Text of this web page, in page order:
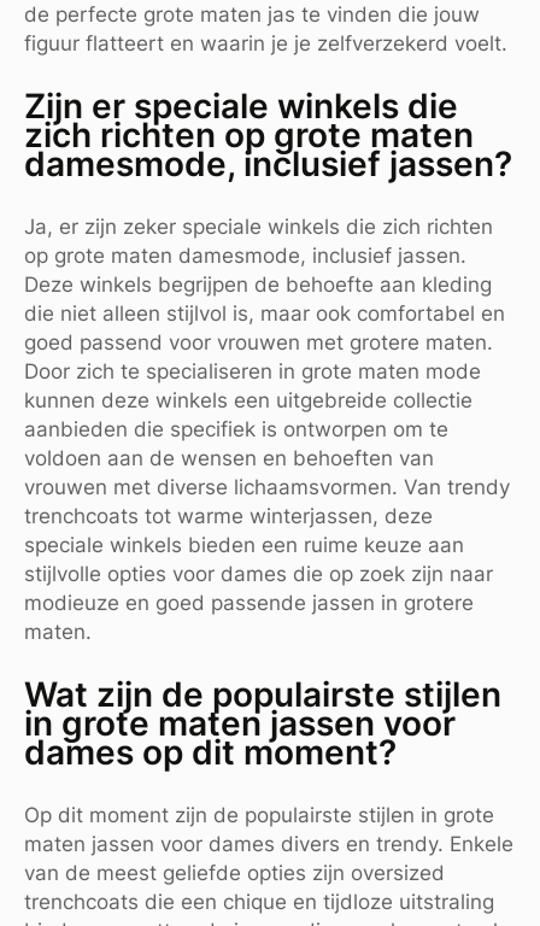
de perfecte grote maten jas te vinden die jouw
figuur flatteert en waarin je je zelfverzekerd voelt.
Zijn er speciale winkels die
zich richten op grote maten
damesmode, inclusief jassen?
Ja, er zijn zeker speciale winkels die zich richten
op grote maten damesmode, inclusief jassen.
Deze winkels begrijpen de behoefte aan kleding
die niet alleen stijlvol is, maar ook comfortabel en
goed passend voor vrouwen met grotere maten.
Door zich te specialiseren in grote maten mode
kunnen deze winkels een uitgebreide collectie
aanbieden die specifiek is ontworpen om te
voldoen aan de wensen en behoeften van
vrouwen met diverse lichaamsvormen. Van trendy
trenchcoats tot warme winterjassen, deze
speciale winkels bieden een ruime keuze aan
stijlvolle opties voor dames die op zoek zijn naar
modieuze en goed passende jassen in grotere
maten.
Wat zijn de populairste stijlen
in grote maten jassen voor
dames op dit moment?
Op dit moment zijn de populairste stijlen in grote
maten jassen voor dames divers en trendy. Enkele
van de meest geliefde opties zijn oversized
trenchcoats die een chique en tijdloze uitstraling